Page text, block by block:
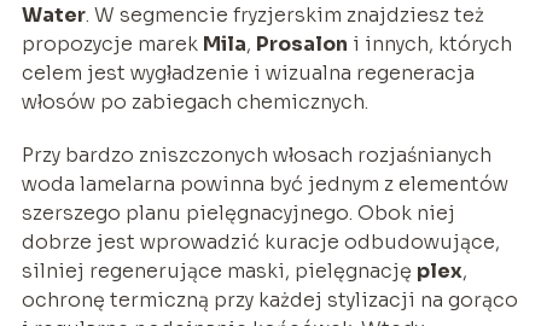
Water. W segmencie fryzjerskim znajdziesz też
propozycje marek Mila, Prosalon i innych, których
celem jest wygładzenie i wizualna regeneracja
włosów po zabiegach chemicznych.
Przy bardzo zniszczonych włosach rozjaśnianych
woda lamelarna powinna być jednym z elementów
szerszego planu pielęgnacyjnego. Obok niej
dobrze jest wprowadzić kuracje odbudowujące,
silniej regenerujące maski, pielęgnację plex,
ochronę termiczną przy każdej stylizacji na gorąco